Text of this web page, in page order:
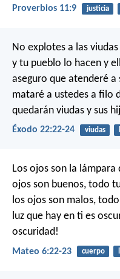
Proverbios 11:9 justicia
No explotes a las
y tu pueblo lo hacen y
aseguro que atenderé
mataré a ustedes a filo
quedarán viudas y sus
Éxodo 22:22-24 viudas
Los ojos son la
ojos son buenos, todo
los ojos son malos,
luz que hay en ti es
oscuridad!
Mateo 6:22-23 cuerpo